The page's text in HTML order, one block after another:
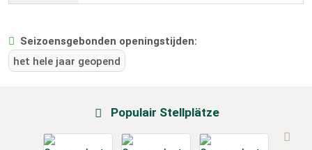
Seizoensgebonden openingstijden:
het hele jaar geopend
Populair Stellplätze